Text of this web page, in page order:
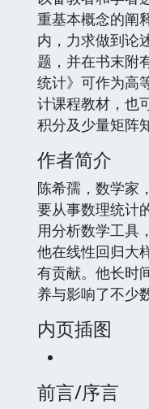
重基本概念的阐
内，力求做到论
题，并在书末附
统计》可作为高
计课程教材，也
积分及少量矩阵
作者简介
陈希孺，数学家
要从事数理统计
用分析数学工具
他在线性回归大
有贡献。他长时
养与影响了不少
内页插图
前言/序言